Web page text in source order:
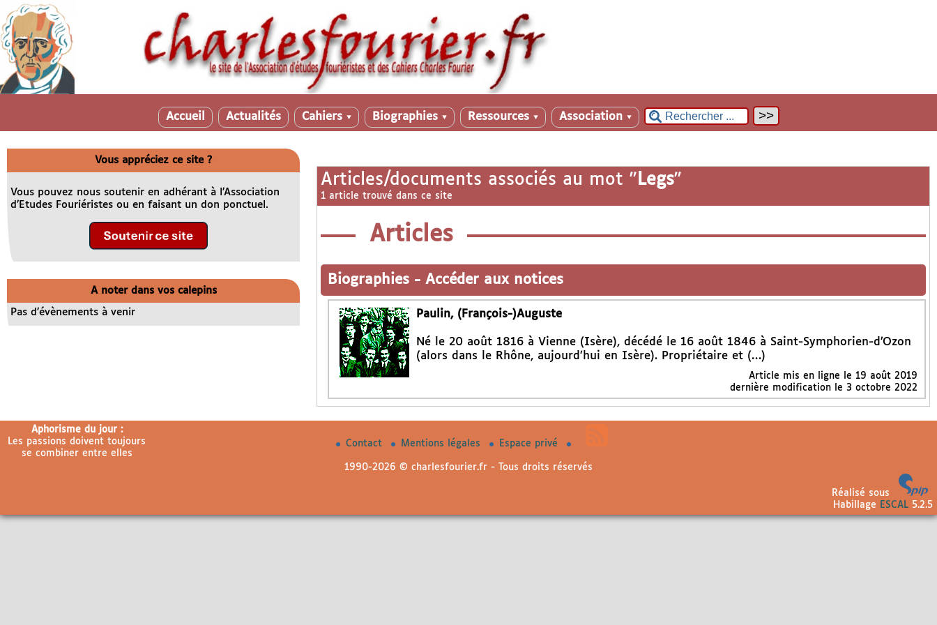
Accueil Actualités Cahiers ▼ Biographies ▼ Ressources ▼ Association ▼
Articles/documents associés au mot " Legs"
1 article trouvé dans ce site
Articles
Biographies - Accéder aux notices
Paulin, (François-)Auguste
Né le 20 août 1816 à Vienne (Isère), décédé le 16 août 1846 à Saint-Symphorien-d’Ozon
(alors dans le Rhône, aujourd’hui en Isère). Propriétaire et (…)
Article mis en ligne le 19 août 2019
dernière modification le 3 octobre 2022
Vous appréciez ce site ?
Vous pouvez nous soutenir en adhérant à l’Association
d’Etudes Fouriéristes ou en faisant un don ponctuel.
A noter dans vos calepins
Pas d’évènements à venir
Aphorisme du jour :
Les passions doivent toujours
se combiner entre elles
Contact Mentions légales Espace privé
1990-2026 © charlesfourier.fr - Tous droits réservés
Réalisé sous
Habillage
ESCAL5.2.5